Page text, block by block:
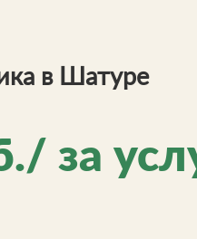
в Шатуре
за